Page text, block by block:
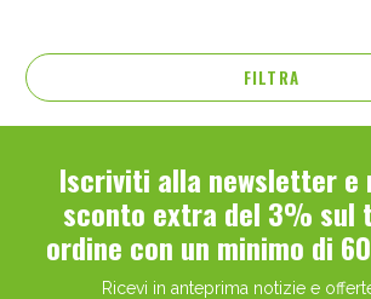
FILTRA
Iscriviti alla newsletter e
sconto extra del 3% sul
ordine con un minimo di
Ricevi in anteprima notizie e